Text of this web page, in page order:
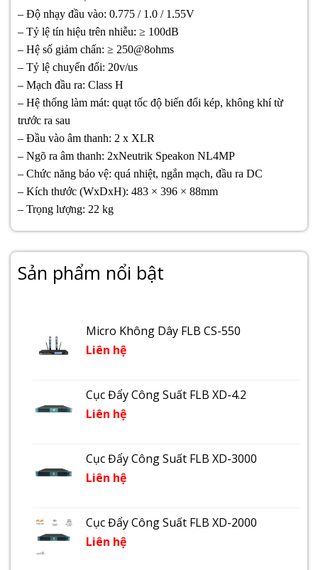
– Độ nhạy đầu vào: 0.775 / 1.0 / 1.55V
– Tỷ lệ tín hiệu trên nhiễu: ≥ 100dB
– Hệ số giảm chấn: ≥ 250@8ohms
– Tỷ lệ chuyển đổi: 20v/us
– Mạch đầu ra: Class H
– Hệ thống làm mát: quạt tốc độ biến đổi kép, không khí từ
trước ra sau
– Đầu vào âm thanh: 2 x XLR
– Ngõ ra âm thanh: 2xNeutrik Speakon NL4MP
– Chức năng bảo vệ: quá nhiệt, ngắn mạch, đầu ra DC
– Kích thước (WxDxH): 483 × 396 × 88mm
– Trọng lượng: 22 kg
Sản phẩm nổi bật
Micro Không Dây FLB CS-550
Liên hệ
Cục Đẩy Công Suất FLB XD-4.2
Liên hệ
Cục Đẩy Công Suất FLB XD-3000
Liên hệ
Cục Đẩy Công Suất FLB XD-2000
Liên hệ